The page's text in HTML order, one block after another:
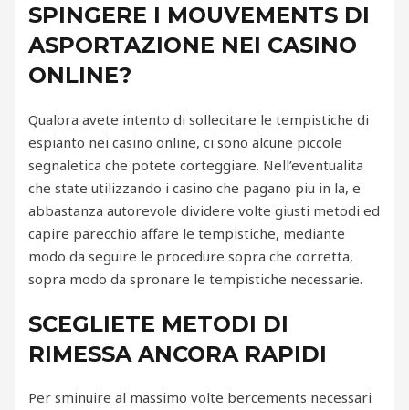
SPINGERE I MOUVEMENTS DI
ASPORTAZIONE NEI CASINO
ONLINE?
Qualora avete intento di sollecitare le tempistiche di
espianto nei casino online, ci sono alcune piccole
segnaletica che potete corteggiare. Nell’eventualita
che state utilizzando i casino che pagano piu in la, e
abbastanza autorevole dividere volte giusti metodi ed
capire parecchio affare le tempistiche, mediante
modo da seguire le procedure sopra che corretta,
sopra modo da spronare le tempistiche necessarie.
SCEGLIETE METODI DI
RIMESSA ANCORA RAPIDI
Per sminuire al massimo volte bercements necessari